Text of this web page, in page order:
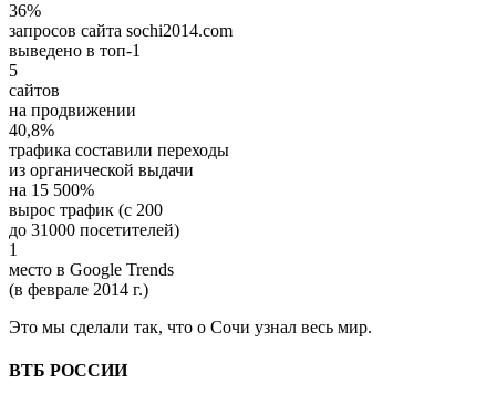
36%
запросов сайта sochi2014.com
выведено в топ-1
5
сайтов
на продвижении
40,8%
трафика составили переходы
из органической выдачи
на 15 500%
вырос трафик (с 200
до 31000 посетителей)
1
место в Google Trends
(в феврале 2014 г.)
Это мы сделали так, что о Сочи узнал весь мир.
ВТБ РОССИИ